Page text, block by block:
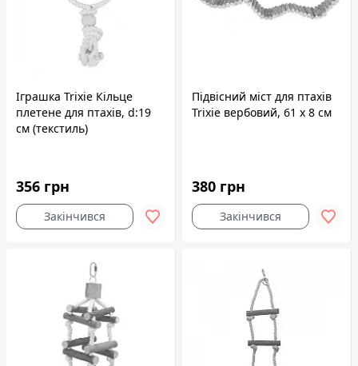
Іграшка Trixie Кільце
плетене для птахів, d:19
см (текстиль)
356 грн
Закінчився
Підвісний міст для птахів
Trixie вербовий, 61 х 8 см
380 грн
Закінчився